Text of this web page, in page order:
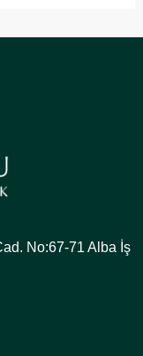
No:67-71 Alba İş